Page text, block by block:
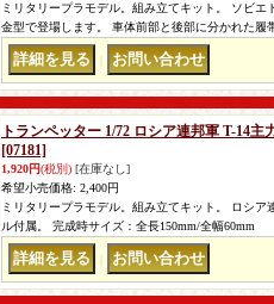
ミリタリープラモデル。組み立てキット。 ソビ
金型で登場します。 車体前部と後部に分かれた履
トランペッター 1/72 ロシア連邦軍 T-14主
[07181]
1,920円(税別) [在庫なし]
希望小売価格: 2,400円
ミリタリープラモデル。組み立てキット。 ロシア
ル付属。 完成時サイズ：全長150mm/全幅60mm